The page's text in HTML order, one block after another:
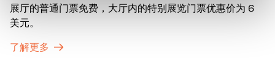
展厅的普通门票免费，大厅内的特别展览门票优惠价为 6
美元。
了解更多